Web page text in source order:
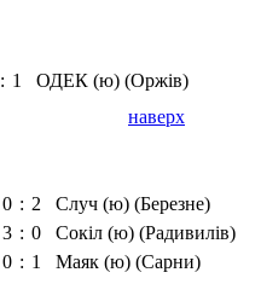
: 1
ОДЕК (ю) (Оржів)
наверх
0 : 2
Случ (ю) (Березне)
3 : 0
Сокіл (ю) (Радивилів)
0 : 1 Маяк (ю) (Сарни)